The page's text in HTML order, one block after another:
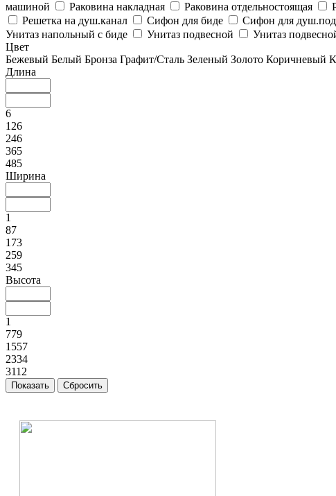
машиной
Раковина накладная Раковина отдельностоящая
Решетка на душ.канал
Сифон для биде Сифон для
Унитаз напольный с биде
Унитаз подвесной Унитаз
Цвет
Бежевый Белый Бронза Графит/Сталь Зеленый Золото Коричневый
Длина
6
126
246
365
485
Ширина
1
87
173
259
345
Высота
1
779
1557
2334
3112